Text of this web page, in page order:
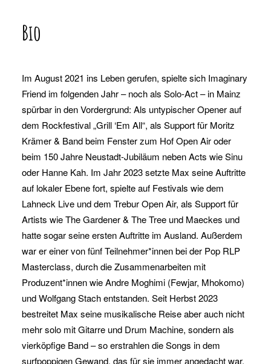
Bio
Im August 2021 ins Leben gerufen, spielte sich Imaginary
Friend im folgenden Jahr – noch als Solo-Act – in Mainz
spürbar in den Vordergrund: Als untypischer Opener auf
dem Rockfestival „Grill ‘Em All“, als Support für Moritz
Krämer & Band beim Fenster zum Hof Open Air oder
beim 150 Jahre Neustadt-Jubiläum neben Acts wie Sinu
oder Hanne Kah. Im Jahr 2023 setzte Max seine Auftritte
auf lokaler Ebene fort, spielte auf Festivals wie dem
Lahneck Live und dem Trebur Open Air, als Support für
Artists wie The Gardener & The Tree und Maeckes und
hatte sogar seine ersten Auftritte im Ausland. Außerdem
war er einer von fünf Teilnehmer*innen bei der Pop RLP
Masterclass, durch die Zusammenarbeiten mit
Produzent*innen wie Andre Moghimi (Fewjar, Mhokomo)
und Wolfgang Stach entstanden. Seit Herbst 2023
bestreitet Max seine musikalische Reise aber auch nicht
mehr solo mit Gitarre und Drum Machine, sondern als
vierköpfige Band – so erstrahlen die Songs in dem
surfpoppigen Gewand, das für sie immer angedacht war.